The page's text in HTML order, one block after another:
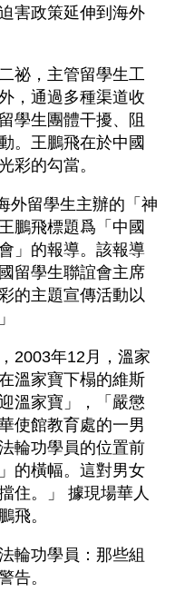
害政策延伸到海外
祕，主管留學生工
，通過多種渠道收
學生團體干擾、阻
。王鵬飛在於中國
彩的勾當。
外留學生主辦的「神
鵬飛標題爲「中國
」的報導。該報導
留學生聯誼會主席
的主題宣傳活動以
2003年12月，溫家
溫家寶下榻的維斯
溫家寶」，「嚴懲
使館教育處的一男
輪功學員的位置前
的橫幅。這對男女
住。」 據現場華人
飛。
輪功學員：那些組
告。